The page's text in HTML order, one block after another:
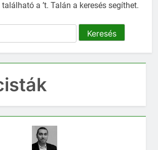
a ’t. Talán a keresés segíthet.